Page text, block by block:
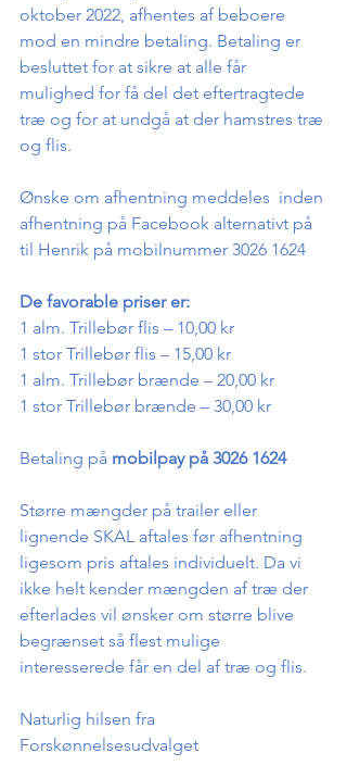
oktober 2022, afhentes af beboere
mod en mindre betaling. Betaling er
besluttet for at sikre at alle får
mulighed for få del det eftertragtede
træ og for at undgå at der hamstres træ
og flis.
Ønske om afhentning meddeles  inden
afhentning på Facebook alternativt på
til Henrik på mobilnummer 3026 1624
De favorable priser er:
1 alm. Trillebør flis – 10,00 kr
1 stor Trillebør flis – 15,00 kr
1 alm. Trillebør brænde – 20,00 kr
1 stor Trillebør brænde – 30,00 kr
Betaling på mobilpay på 3026 1624
Større mængder på trailer eller
lignende SKAL aftales før afhentning
ligesom pris aftales individuelt. Da vi
ikke helt kender mængden af træ der
efterlades vil ønsker om større blive
begrænset så flest mulige
interesserede får en del af træ og flis.
Naturlig hilsen fra
Forskønnelsesudvalget